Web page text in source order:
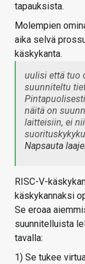
tapauksista.
Molempien
aika selvä
käskykanta.
uulisi että tuo
suunniteltu
näitä on
laitteisiin, ei
Napsauta
RISC-V-
käskykannaksi
Se eroaa
suunnitelluista
tavalla:
1) Se tukee